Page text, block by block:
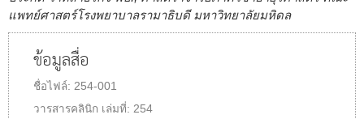
แพทย์ศาสตร์โรงพยาบาลรามาธิบดี มหาวิทยาลัยมหิดล
ข้อมูลสื่อ
ชื่อไฟล์: 254-001
วารสารคลินิก เล่มที่: 254